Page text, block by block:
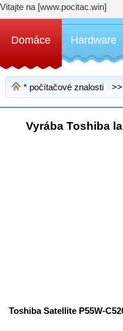
Vitajte na [www.pocitac.win]
Domáce Hardware
* počítačové znalosti >>
Vyrába Toshiba
Toshiba Satellite P55W-